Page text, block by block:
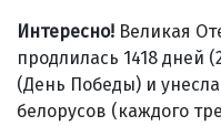
Интересно! Великая
продлилась 1418 дней
(День Победы) и
белорусов (каждого